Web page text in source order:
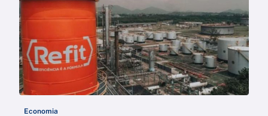
Economia